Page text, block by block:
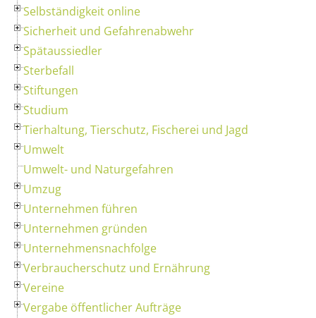
Selbständigkeit online
Sicherheit und Gefahrenabwehr
Spätaussiedler
Sterbefall
Stiftungen
Studium
Tierhaltung, Tierschutz, Fischerei und Jagd
Umwelt
Umwelt- und Naturgefahren
Umzug
Unternehmen führen
Unternehmen gründen
Unternehmensnachfolge
Verbraucherschutz und Ernährung
Vereine
Vergabe öffentlicher Aufträge